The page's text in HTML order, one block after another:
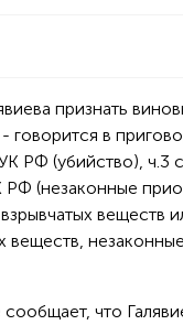
признать
говорится в
РФ (убийство), ч.3
РФ (незаконные
веществ
веществ,
что